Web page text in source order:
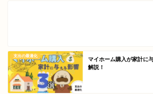
支出の最適化
マイホーム購入が家計に
解説！